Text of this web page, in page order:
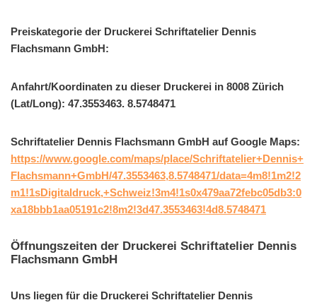
Preiskategorie der Druckerei Schriftatelier Dennis
Flachsmann GmbH:
Anfahrt/Koordinaten zu dieser Druckerei in 8008 Zürich
(Lat/Long): 47.3553463. 8.5748471
Schriftatelier Dennis Flachsmann GmbH auf Google Maps:
https://www.google.com/maps/place/Schriftatelier+Dennis+
Flachsmann+GmbH/47.3553463,8.5748471/data=4m8!1m2!2
m1!1sDigitaldruck,+Schweiz!3m4!1s0x479aa72febc05db3:0
xa18bbb1aa05191c2!8m2!3d47.3553463!4d8.5748471
Öffnungszeiten der Druckerei Schriftatelier Dennis
Flachsmann GmbH
Uns liegen für die Druckerei Schriftatelier Dennis